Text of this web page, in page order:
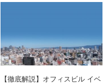
【徹底解説】オフィスビル イベ